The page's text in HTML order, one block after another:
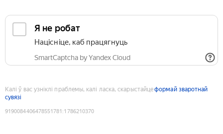
Я не робат
Націсніце, каб працягнуць
SmartCaptcha by Yandex Cloud
Калі ў вас узніклі праблемы, калі ласка, скарыстайцеформай зваротнай
сувязі
9190084406478551781 :1786210370